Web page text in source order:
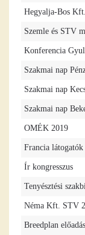
Hegyalja-Bos
Szemle és STV
Konferencia
Szakmai nap
Szakmai nap
Szakmai nap
OMÉK 2019
Francia látogatók
Ír kongresszus
Tenyésztési
Néma Kft. STV
Breedplan előadás